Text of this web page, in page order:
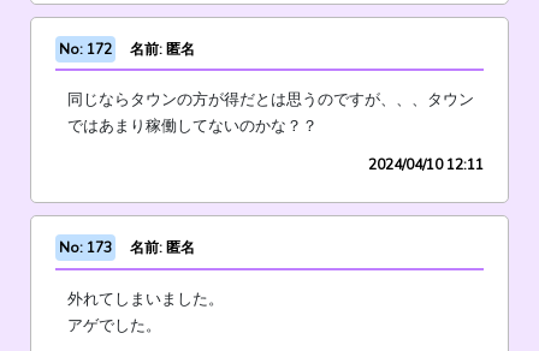
No: 172 名前: 匿名
同じならタウンの方が得だとは思うのですが、、、タウン
ではあまり稼働してないのかな？？
2024/04/10 12:11
No: 173 名前: 匿名
外れてしまいました。
アゲでした。